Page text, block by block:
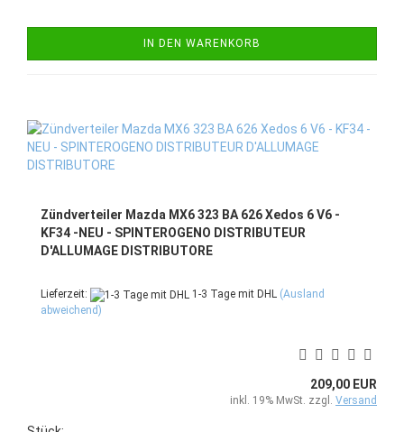
IN DEN WARENKORB
Zündverteiler Mazda MX6 323 BA 626 Xedos 6 V6 -
KF34 -NEU - SPINTEROGENO DISTRIBUTEUR
D'ALLUMAGE DISTRIBUTORE
Lieferzeit: 1-3 Tage mit DHL (Ausland
abweichend)
209,00 EUR
inkl. 19% MwSt. zzgl. Versand